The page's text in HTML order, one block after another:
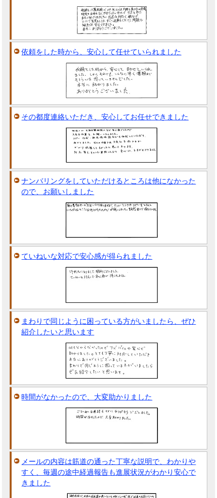
依頼をした時から、安心して任せていられました
その都度連絡いただき、安心してお任せできました
ナンバリングをしていただけるところは他になかった
ので、お願いしました
ていねいな対応で安心感が得られました
まわりで同じように困っている方がいましたら、ぜひ
紹介したいと思います
時間がなかったので、大変助かりました
メールの内容は筋道の通った丁寧な説明で、わかりや
すく、毎週の途中経過報告も進展状況がわかり安心で
きました